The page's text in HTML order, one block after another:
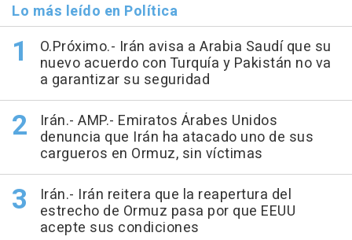
Lo más leído en Política
O.Próximo.- Irán avisa a Arabia Saudí que su
nuevo acuerdo con Turquía y Pakistán no va
a garantizar su seguridad
Irán.- AMP.- Emiratos Árabes Unidos
denuncia que Irán ha atacado uno de sus
cargueros en Ormuz, sin víctimas
Irán.- Irán reitera que la reapertura del
estrecho de Ormuz pasa por que EEUU
acepte sus condiciones